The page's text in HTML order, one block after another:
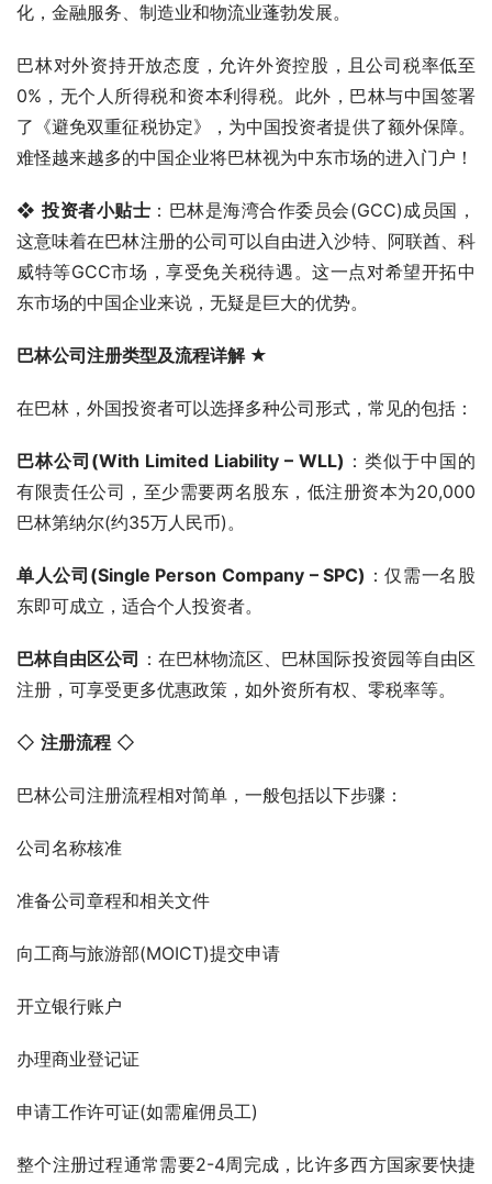
化，金融服务、制造业和物流业蓬勃发展。
巴林对外资持开放态度，允许外资控股，且公司税率低至
0%，无个人所得税和资本利得税。此外，巴林与中国签署
了《避免双重征税协定》，为中国投资者提供了额外保障。
难怪越来越多的中国企业将巴林视为中东市场的进入门户！
❖ 投资者小贴士 ：巴林是海湾合作委员会(GCC)成员国，
这意味着在巴林注册的公司可以自由进入沙特、阿联酋、科
威特等GCC市场，享受免关税待遇。这一点对希望开拓中
东市场的中国企业来说，无疑是巨大的优势。
巴林公司注册类型及流程详解 ★
在巴林，外国投资者可以选择多种公司形式，常见的包括：
巴林公司(With Limited Liability – WLL) ：类似于中国的
有限责任公司，至少需要两名股东，低注册资本为20,000
巴林第纳尔(约35万人民币)。
单人公司(Single Person Company – SPC) ：仅需一名股
东即可成立，适合个人投资者。
巴林自由区公司 ：在巴林物流区、巴林国际投资园等自由区
注册，可享受更多优惠政策，如外资所有权、零税率等。
◇ 注册流程 ◇
巴林公司注册流程相对简单，一般包括以下步骤：
公司名称核准
准备公司章程和相关文件
向工商与旅游部(MOICT)提交申请
开立银行账户
办理商业登记证
申请工作许可证(如需雇佣员工)
整个注册过程通常需要2-4周完成，比许多西方国家要快捷